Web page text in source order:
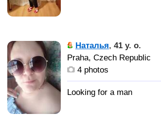
Наталья, 41 y. o.
Praha, Czech Republic
4 photos